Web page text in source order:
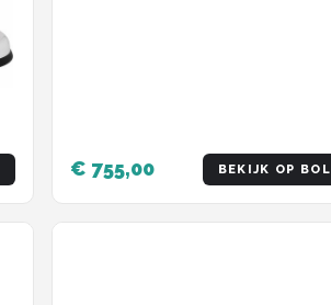
€ 755,00 BEKIJK OP BOL